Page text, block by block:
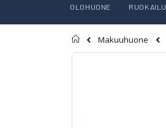
OLOHUONE RUOKAILU
Etusivu
Makuuhuone
Skip